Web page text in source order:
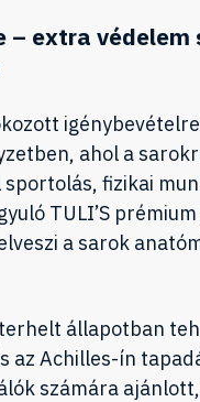
– extra
ahol a
fizikai
TULI’S
a sarok
állapotban
az Achilles-ín
számára